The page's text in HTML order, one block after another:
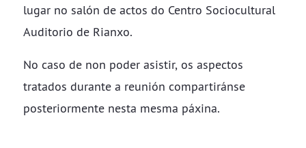
lugar no salón de actos do Centro Sociocultural
Auditorio de Rianxo.
No caso de non poder asistir, os aspectos
tratados durante a reunión compartiránse
posteriormente nesta mesma páxina.